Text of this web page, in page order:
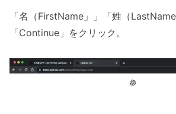
「名（FirstName」」「姓（LastName
「Continue」をクリック。